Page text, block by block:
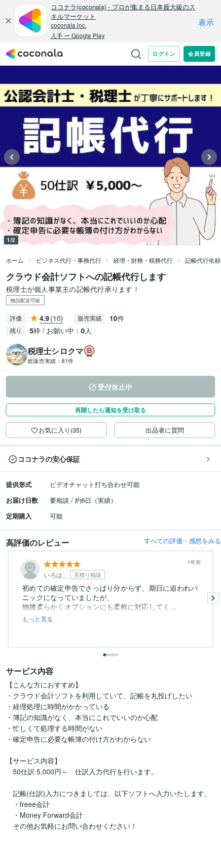
1/2
ホーム ビジネス代行・事務代行 経理・財務・税務代行 記帳代行依頼
クラウド会計ソフトへの記帳代行します
税理士が個人事業主の記帳代行承ります！
物品配送可能
評価 4.9(10) 販売実績 10件
残り 5枠 / お願い中： 0人
税理士シロクマ
総販売実績： 81件
受付休止中
再開したら通知を受け取る
お気に入り(35) 出品者に質問
ココナラの安心保証
提供形式
ビデオチャット打ち合わせ可能
お届け日数
要相談 / 約6日（実績）
定期購入
可能
高評価のレビュー すべての評価・感想をみる
いろは_ 見積り相談
1年前
初めての確定申告でさっぱり分からず、期日に追われパ
ニックになっていましたが、
物腰柔らかくオプションにも柔軟に対応してく...
もっと見る
サービス内容
【こんな方におすすめ】
・クラウド会計ソフトを利用していて、記帳を丸投げしたい
・経理処理に時間がかかっている
・簿記の知識がなく、本当にこれでいいのか心配
・忙しくて処理する時間がない
・確定申告に必要な帳簿の付け方がわからない
【サービス内容】
50仕訳 5,000円～　仕訳入力代行を行います。
記帳(仕訳)入力につきましては、以下ソフトへ入力いたします。
・freee会計
・Money Forward会計
その他お気軽にお問い合わせください！